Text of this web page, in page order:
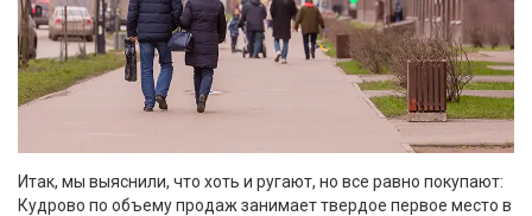
Итак, мы выяснили, что хоть и ругают, но все равно покупают:
Кудрово по объему продаж занимает твердое первое место в